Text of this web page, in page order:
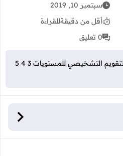
سبتمبر 10, 2019
أقل من دقيقةللقراءة
0 تعليق
مذكرة التقويم التشخيصي للمستويات 3 4 5